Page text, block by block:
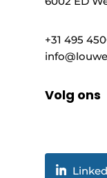
+31 495
Volg ons